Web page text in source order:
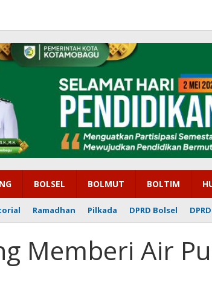
BOLSEL BOLMUT BOLTIM
Ramadhan Pilkada DPRD Bolsel
Memberi Air